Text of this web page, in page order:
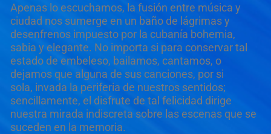
Apenas lo escuchamos, la fusión entre música y
ciudad nos sumerge en un baño de lágrimas y
desenfrenos impuesto por la cubanía bohemia,
sabia y elegante. No importa si para conservar tal
estado de embeleso, bailamos, cantamos, o
dejamos que alguna de sus canciones, por si
sola, invada la periferia de nuestros sentidos;
sencillamente, el disfrute de tal felicidad dirige
nuestra mirada indiscreta sobre las escenas que se
suceden en la memoria.